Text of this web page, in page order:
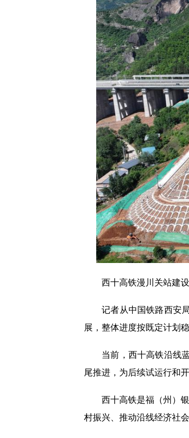
西十高铁漫川关站建设
记者从中国铁路西安局
展，整体进度按既定计划稳
当前，西十高铁沿线蓝
尾推进，为后续试运行和
西十高铁是福（州）银
村振兴、推动沿线经济社